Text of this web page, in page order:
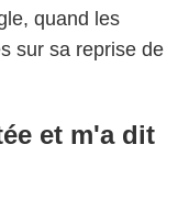
quand les
sur sa reprise de
et m'a dit